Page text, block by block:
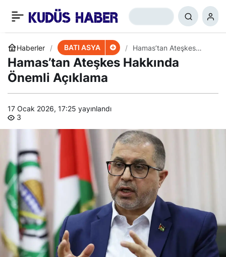
Haberler BATI ASYA
​​​​​​​Hamas’tan Ateşkes
Hakkında Önemli
Açıklama
​​​​​​​Hamas’tan Ateşkes Hakkında
Önemli Açıklama
17 Ocak 2026, 17:25 yayınlandı
3
​​​​​​​Pezeşkiyan’dan
Hamaney’e Teşekkür
Mesajı
+ 0 Paylaş